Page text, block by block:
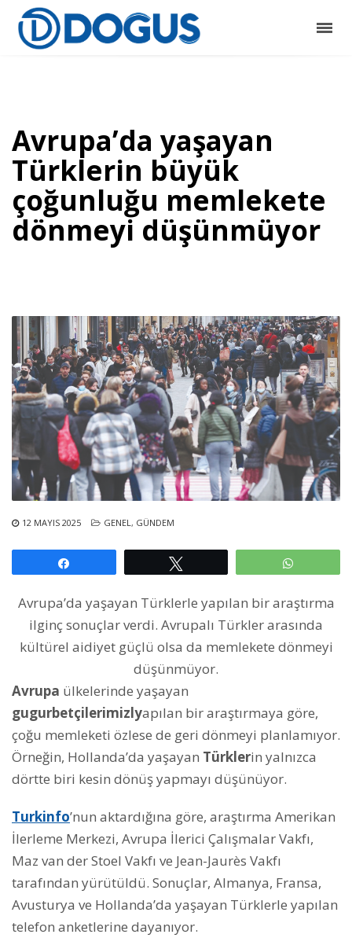
Avrupa’da yaşayan
Türklerin büyük
çoğunluğu memlekete
dönmeyi düşünmüyor
12 MAYIS 2025 GENEL, GÜNDEM
Avrupa’da yaşayan Türklerle yapılan bir araştırma
ilginç sonuçlar verdi. Avrupalı Türkler arasında
kültürel aidiyet güçlü olsa da memlekete dönmeyi
düşünmüyor.
Avrupa ülkelerinde yaşayan
gugurbetçilerimizlyapılan bir araştırmaya göre,
çoğu memleketi özlese de geri dönmeyi planlamıyor.
Örneğin, Hollanda’da yaşayan Türklerin yalnızca
dörtte biri kesin dönüş yapmayı düşünüyor.
Turkinfo’nun aktardığına göre, araştırma Amerikan
İlerleme Merkezi, Avrupa İlerici Çalışmalar Vakfı,
Maz van der Stoel Vakfı ve Jean-Jaurès Vakfı
tarafından yürütüldü. Sonuçlar, Almanya, Fransa,
Avusturya ve Hollanda’da yaşayan Türklerle yapılan
telefon anketlerine dayanıyor.